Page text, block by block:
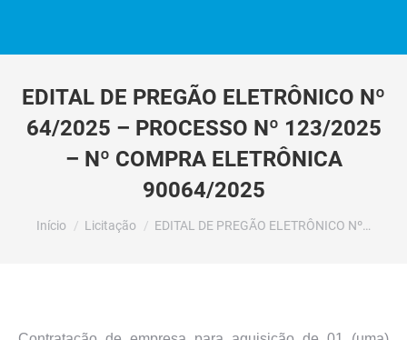
EDITAL DE PREGÃO ELETRÔNICO Nº
64/2025 – PROCESSO Nº 123/2025
– Nº COMPRA ELETRÔNICA
90064/2025
Você está aqui:
Início Licitação EDITAL DE PREGÃO ELETRÔNICO Nº…